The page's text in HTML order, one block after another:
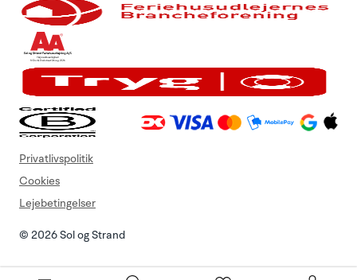
© 2026 Sol og Strand
Privatlivspolitik
Cookies
Lejebetingelser